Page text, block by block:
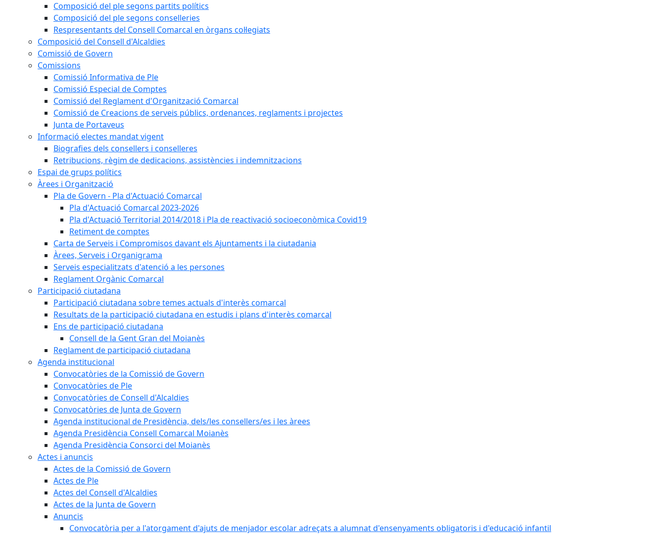
Composició del ple segons partits polítics
Composició del ple segons conselleries
Respresentants del Consell Comarcal en òrgans col·legiats
Composició del Consell d'Alcaldies
Comissió de Govern
Comissions
Comissió Informativa de Ple
Comissió Especial de Comptes
Comissió del Reglament d'Organització Comarcal
Comissió de Creacions de serveis públics, ordenances, reglaments i projectes
Junta de Portaveus
Informació electes mandat vigent
Biografies dels consellers i conselleres
Retribucions, règim de dedicacions, assistències i indemnitzacions
Espai de grups polítics
Àrees i Organització
Pla de Govern - Pla d'Actuació Comarcal
Pla d'Actuació Comarcal 2023-2026
Pla d'Actuació Territorial 2014/2018 i Pla de reactivació socioeconòmica Covid19
Retiment de comptes
Carta de Serveis i Compromisos davant els Ajuntaments i la ciutadania
Àrees, Serveis i Organigrama
Serveis especialitzats d'atenció a les persones
Reglament Orgànic Comarcal
Participació ciutadana
Participació ciutadana sobre temes actuals d'interès comarcal
Resultats de la participació ciutadana en estudis i plans d'interès comarcal
Ens de participació ciutadana
Consell de la Gent Gran del Moianès
Reglament de participació ciutadana
Agenda institucional
Convocatòries de la Comissió de Govern
Convocatòries de Ple
Convocatòries de Consell d'Alcaldies
Convocatòries de Junta de Govern
Agenda institucional de Presidència, dels/les consellers/es i les àrees
Agenda Presidència Consell Comarcal Moianès
Agenda Presidència Consorci del Moianès
Actes i anuncis
Actes de la Comissió de Govern
Actes de Ple
Actes del Consell d'Alcaldies
Actes de la Junta de Govern
Anuncis
Convocatòria per a l'atorgament d'ajuts de menjador escolar adreçats a alumnat d'ensenyaments obligatoris i d'educació infantil